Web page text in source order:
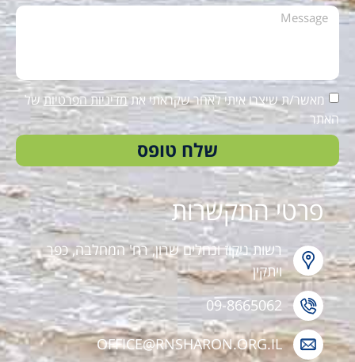
מאשר/ת שיצרו איתי לאחר שקראתי אתמדיניות הפרטיותשל
האתר
שלח טופס
פרטי התקשרות
רשות ניקוז ונחלים שרון, רח' המחלבה, כפר
ויתקין
09-8665062
OFFICE@RNSHARON.ORG.IL